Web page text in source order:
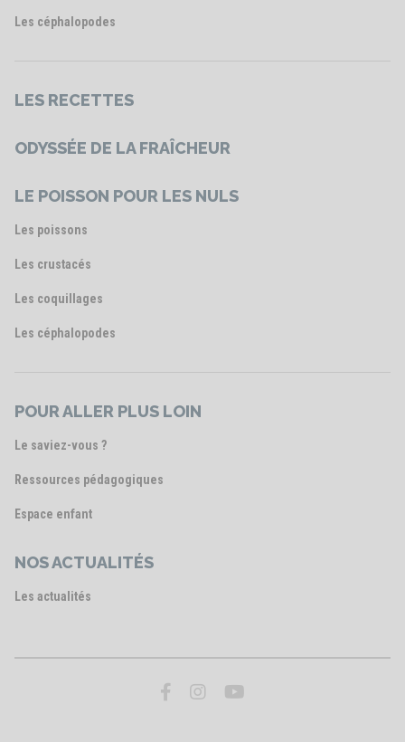
Les céphalopodes
LES RECETTES
ODYSSÉE DE LA FRAÎCHEUR
LE POISSON POUR LES NULS
Les poissons
Les crustacés
Les coquillages
Les céphalopodes
POUR ALLER PLUS LOIN
Le saviez-vous ?
Ressources pédagogiques
Espace enfant
NOS ACTUALITÉS
Les actualités